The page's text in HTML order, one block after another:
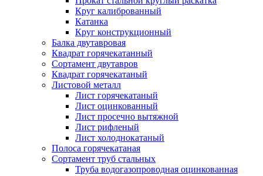
Круг калиброванный
Катанка
Круг конструкционный
Балка двутавровая
Квадрат горячекатанный
Сортамент двутавров
Квадрат горячекатаный
Листовой металл
Лист горячекатаный
Лист оцинкованный
Лист просечно вытяжной
Лист рифленый
Лист холоднокатаный
Полоса горячекатаная
Сортамент труб стальных
Труба водогазопроводная оцинкованная